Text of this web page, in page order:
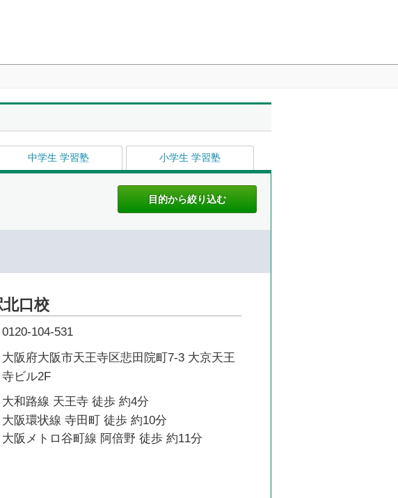
中学生 学習塾 小学生 学習塾
口校
0120-104-531
大阪府大阪市天王寺区悲田院町7-3 大京天王
寺ビル2F
大和路線 天王寺 徒歩 約4分
大阪環状線 寺田町 徒歩 約10分
大阪メトロ谷町線 阿倍野 徒歩 約11分